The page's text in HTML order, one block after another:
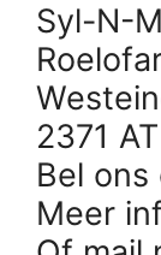
Syl-N-
2371
Bel ons
Meer